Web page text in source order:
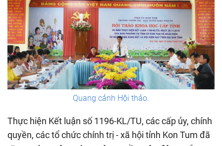
Quang cảnh Hội thảo.
Thực hiện Kết luận số 1196-KL/TU, các cấp ủy, chính
quyền, các tổ chức chính trị - xã hội tỉnh Kon Tum đã